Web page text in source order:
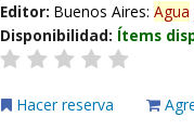
Editor:Buenos Aires:Agua
Disponibilidad: Ítems
Hacer reserva